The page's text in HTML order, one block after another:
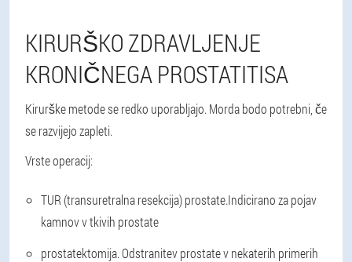
KIRURŠKO ZDRAVLJENJE
KRONIČNEGA PROSTATITISA
Kirurške metode se redko uporabljajo. Morda bodo potrebni, če
se razvijejo zapleti.
Vrste operacij:
TUR (transuretralna resekcija) prostate.Indicirano za pojav
kamnov v tkivih prostate
prostatektomija. Odstranitev prostate v nekaterih primerih